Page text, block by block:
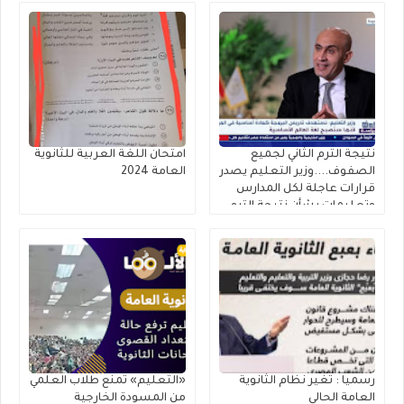
نتيجة الترم الثاني لجميع
الصفوف....وزير التعليم يصدر
قرارات عاجلة لكل المدارس
وتعليمات بشأن نتيجة الترم
امتحان اللغة العربية للثانوية
العامة 2024
رسميا : تغير نظام الثانوية
العامة الحالي
«التعليم» تمنع طلاب العلمي
من المسودة الخارجية